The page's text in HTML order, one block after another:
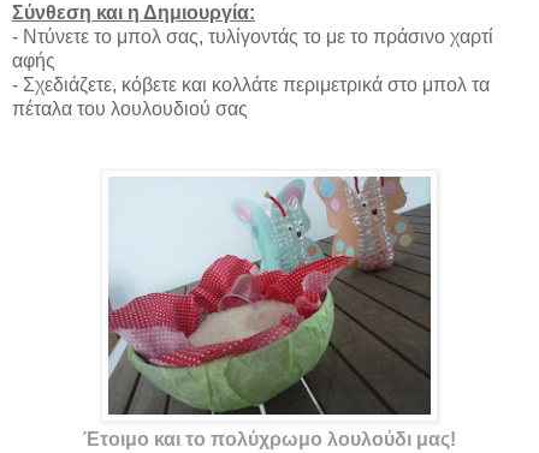
Σύνθεση και η Δημιουργία:
- Ντύνετε το μπολ σας, τυλίγοντάς το με το πράσινο χαρτί
αφής
- Σχεδιάζετε, κόβετε και κολλάτε περιμετρικά στο μπολ τα
πέταλα του λουλουδιού σας
Έτοιμo και το πολύχρωμο λουλούδι μας!